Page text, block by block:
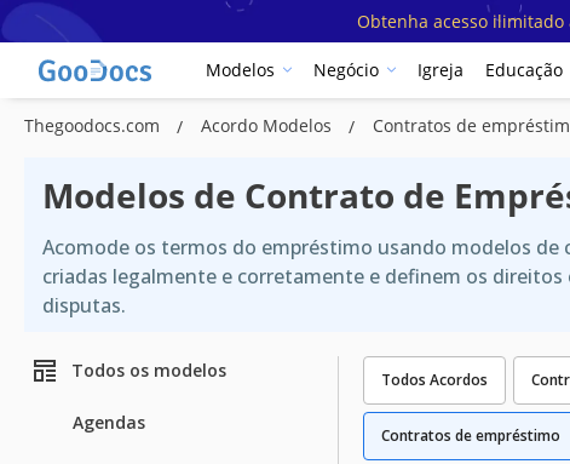
Obtenha acesso ilimitado
Modelos Negócio Igreja Educação
Thegoodocs.com Acordo Modelos Contratos de
Modelos de Contrato de
Acomode os termos do empréstimo usando modelos
criadas legalmente e corretamente e definem os
disputas.
Todos os modelos
Agendas
Todos Acordos
Contratos de empréstimo